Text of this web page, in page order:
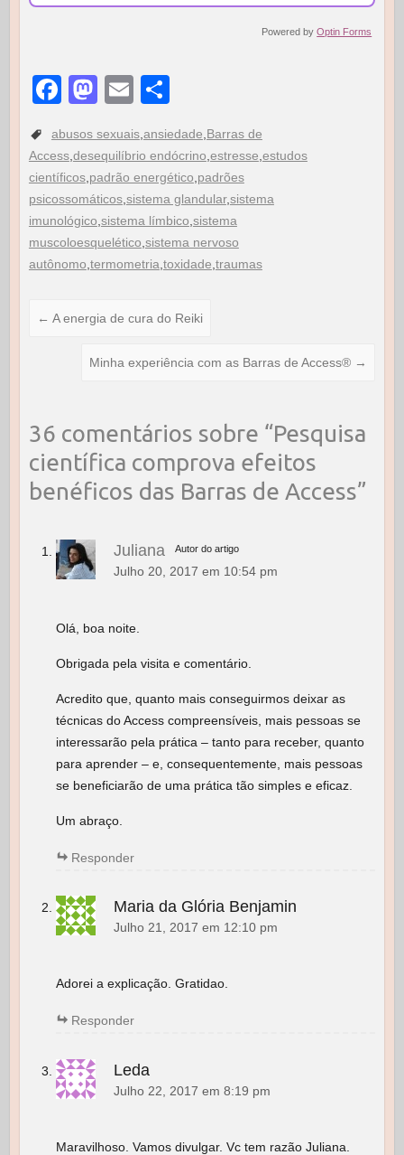
Powered byOptin Forms
F
c
e
b
o
o
M
st
o
d
o
n
E
ail ar
e
abusos sexuais,ansiedade,Barras de
Access,desequilíbrio endócrino,estresse,estudos
científicos,padrão energético,padrões
psicossomáticos,sistema glandular,sistema
imunológico,sistema límbico,sistema
muscoloesquelético,sistema nervoso
autônomo,termometria,toxidade,traumas
← A energia de cura do Reiki
Minha experiência com as Barras de Access® →
36 comentários sobre “Pesquisa
científica comprova efeitos
benéficos das Barras de Access”
Juliana Autor do artigo
Julho 20, 2017 em 10:54 pm
Olá, boa noite.
Obrigada pela visita e comentário.
Acredito que, quanto mais conseguirmos deixar as
técnicas do Access compreensíveis, mais pessoas se
interessarão pela prática – tanto para receber, quanto
para aprender – e, consequentemente, mais pessoas
se beneficiarão de uma prática tão simples e eficaz.
Um abraço.
Responder
Maria da Glória Benjamin
Julho 21, 2017 em 12:10 pm
Adorei a explicação. Gratidao.
Responder
Leda
Julho 22, 2017 em 8:19 pm
Maravilhoso. Vamos divulgar. Vc tem razão Juliana.